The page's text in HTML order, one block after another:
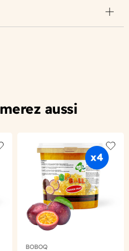
aussi
to wishlist Add
BOBOQ